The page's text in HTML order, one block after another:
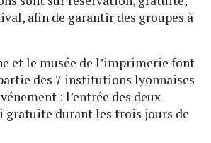
afin de garantir des groupes à
et le musée de l’imprimerie font
des 7 institutions lyonnaises
: l’entrée des deux
gratuite durant les trois jours de